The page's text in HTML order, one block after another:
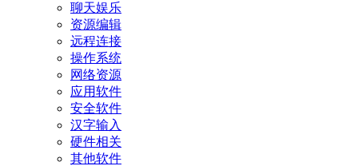
聊天娱乐
资源编辑
远程连接
操作系统
网络资源
应用软件
安全软件
汉字输入
硬件相关
其他软件